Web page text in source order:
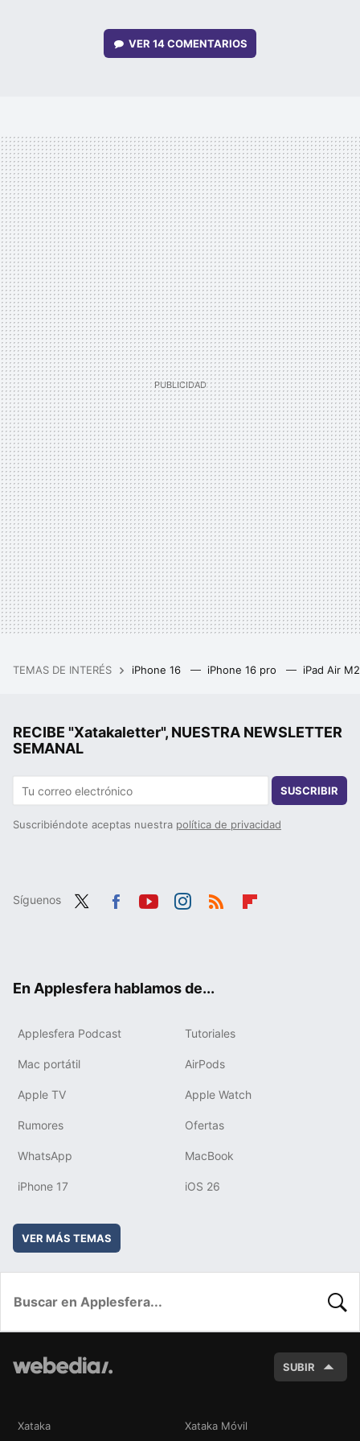
VER 14 COMENTARIOS
TEMAS DE INTERÉS iPhone 16 iPhone 16 pro iPad Air
RECIBE "Xatakaletter", NUESTRA NEWSLETTER
SEMANAL
SUSCRIBIR
Suscribiéndote aceptas nuestra política de privacidad
Síguenos
En Applesfera hablamos de...
Applesfera Podcast Tutoriales
Mac portátil AirPods
Apple TV Apple Watch
Rumores Ofertas
WhatsApp MacBook
iPhone 17 iOS 26
VER MÁS TEMAS
SUBIR
Xataka Xataka Móvil